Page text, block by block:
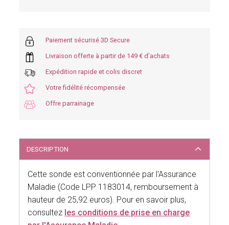
Paiement sécurisé 3D Secure
Livraison offerte à partir de 149 € d'achats
Expédition rapide et colis discret
Votre fidélité récompensée
Offre parrainage
DESCRIPTION
Cette sonde est conventionnée par l'Assurance
Maladie (Code LPP 1183014, remboursement à
hauteur de 25,92 euros). Pour en savoir plus,
consultez les conditions de prise en charge